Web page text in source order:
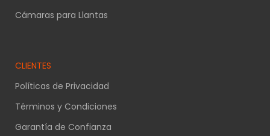
Cámaras para Llantas
CLIENTES
Políticas de Privacidad
Términos y Condiciones
Garantía de Confianza